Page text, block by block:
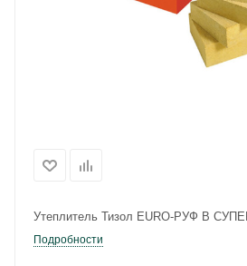
Утеплитель Тизол EURO-РУФ В
Подробности